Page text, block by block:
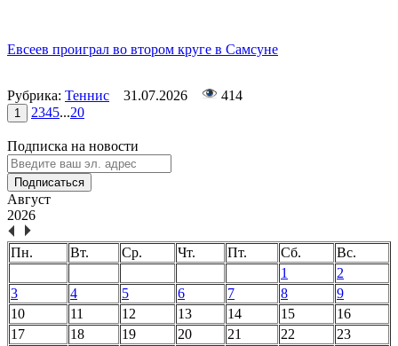
Евсеев проиграл во втором круге в Самсуне
Рубрика: Теннис 31.07.2026 414
1 2345...20
Подписка на новости
Подписаться
Август
2026
Пн. Вт. Ср. Чт. Пт. Сб.
Вс.
1
2
3
4 5 6 7 8
9
10
11 12 13 14 15
16
17
18 19 20 21 22
23